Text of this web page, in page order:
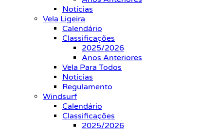
Notícias
Vela Ligeira
Calendário
Classificações
2025/2026
Anos Anteriores
Vela Para Todos
Notícias
Regulamento
Windsurf
Calendário
Classificações
2025/2026